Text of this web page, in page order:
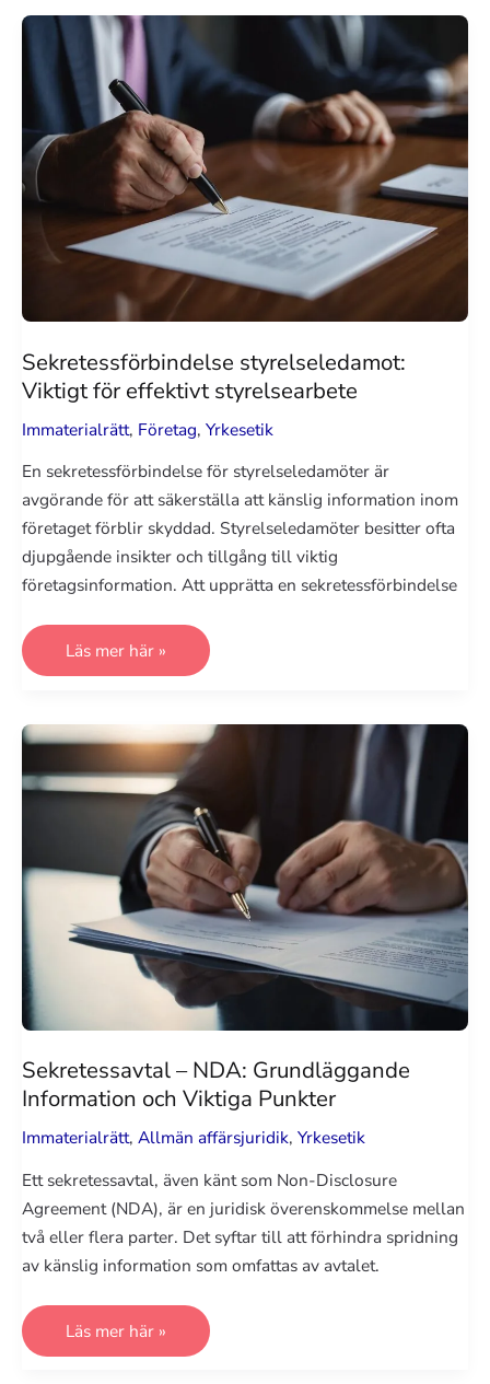
Företagsledare
Sekretessförbindelse styrelseledamot:
Viktigt för effektivt styrelsearbete
Immaterialrätt, Företag, Yrkesetik
En sekretessförbindelse för styrelseledamöter är
avgörande för att säkerställa att känslig information inom
företaget förblir skyddad. Styrelseledamöter besitter ofta
djupgående insikter och tillgång till viktig
företagsinformation. Att upprätta en sekretessförbindelse
Sekretessförbindelse
Viktigt
styrelsearbete
Läs mer här »
Sekretessavtal – NDA: Grundläggande
Information och Viktiga Punkter
Immaterialrätt, Allmän affärsjuridik, Yrkesetik
Ett sekretessavtal, även känt som Non-Disclosure
Agreement (NDA), är en juridisk överenskommelse mellan
två eller flera parter. Det syftar till att förhindra spridning
av känslig information som omfattas av avtalet.
Sekretessavtal
NDA:
Läs mer här »